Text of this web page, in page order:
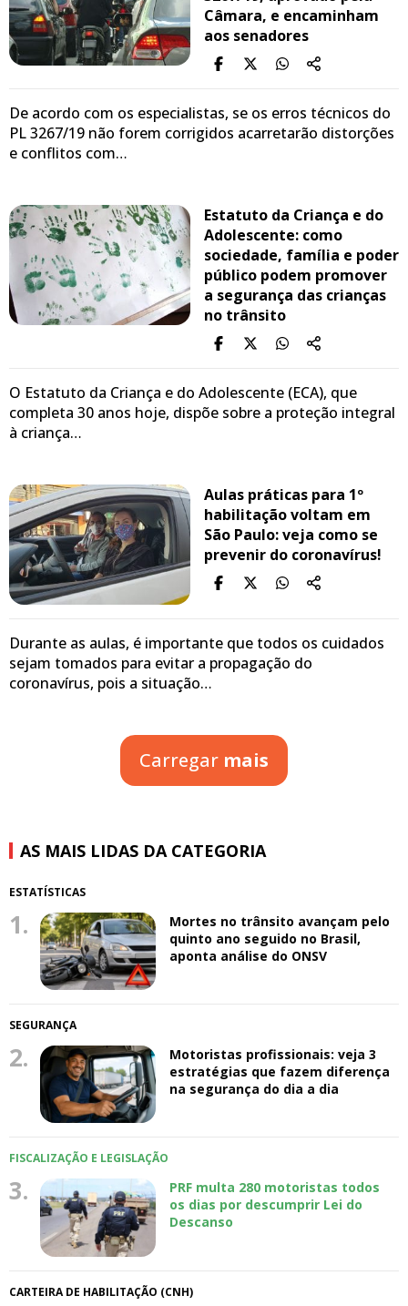
Câmara, e encaminham
aos senadores
De acordo com os especialistas, se os erros técnicos do
PL 3267/19 não forem corrigidos acarretarão distorções
e conflitos com…
Estatuto da Criança e do
Adolescente: como
sociedade, família e poder
público podem promover
a segurança das crianças
no trânsito
O Estatuto da Criança e do Adolescente (ECA), que
completa 30 anos hoje, dispõe sobre a proteção integral
à criança…
Aulas práticas para 1º
habilitação voltam em
São Paulo: veja como se
prevenir do coronavírus!
Durante as aulas, é importante que todos os cuidados
sejam tomados para evitar a propagação do
coronavírus, pois a situação…
Carregar mais
AS MAIS LIDAS DA CATEGORIA
ESTATÍSTICAS
1.
Mortes no trânsito avançam pelo
quinto ano seguido no Brasil,
aponta análise do ONSV
SEGURANÇA
2.
Motoristas profissionais: veja 3
estratégias que fazem diferença
na segurança do dia a dia
FISCALIZAÇÃO E LEGISLAÇÃO
3.
PRF multa 280 motoristas todos
os dias por descumprir Lei do
Descanso
CARTEIRA DE HABILITAÇÃO (CNH)